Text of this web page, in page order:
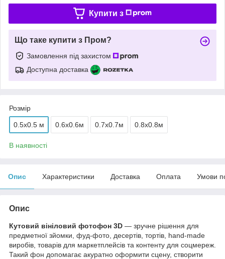
Купити з
Що таке купити з Пром?
Замовлення під захистом
Доступна доставка
Розмір
0.5x0.5 м 0.6х0.6м 0.7х0.7м 0.8х0.8м
В наявності
Опис Характеристики Доставка Оплата Умови
Опис
Кутовий вініловий фотофон 3D — зручне рішення для
предметної зйомки, фуд-фото, десертів, тортів, hand-made
виробів, товарів для маркетплейсів та контенту для соцмереж.
Такий фон допомагає акуратно оформити сцену, створити